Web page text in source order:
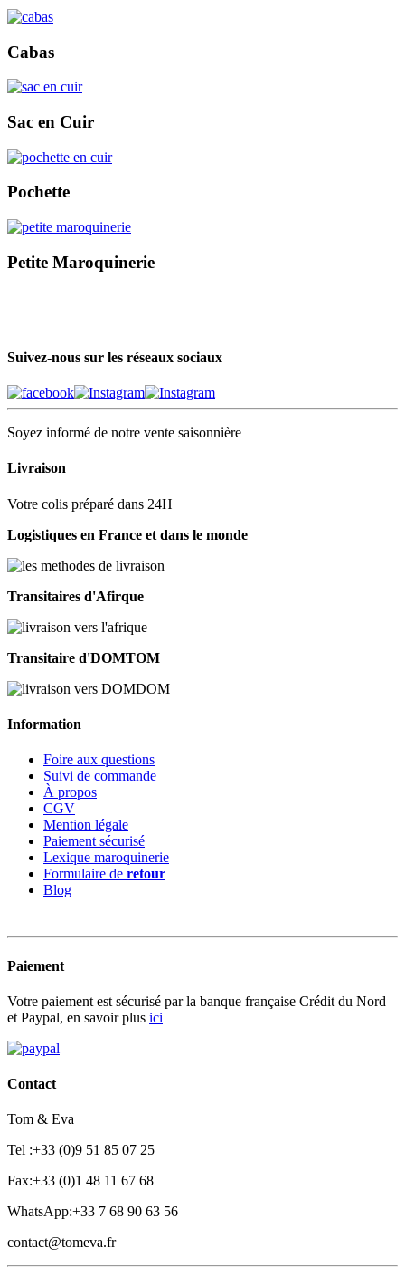
Cabas
Sac en Cuir
Pochette
Petite Maroquinerie
Suivez-nous sur les réseaux sociaux
Soyez informé de notre vente saisonnière
Livraison
Votre colis préparé dans 24H
Logistiques en France et dans le monde
Transitaires d'Afirque
Transitaire d'DOMTOM
Information
Foire aux questions
Suivi de commande
À propos
CGV
Mention légale
Paiement sécurisé
Lexique maroquinerie
Formulaire de retour
Blog
Paiement
Votre paiement est sécurisé par la banque française Crédit du Nord
et Paypal, en savoir plus ici
Contact
Tom & Eva
Tel :+33 (0)9 51 85 07 25
Fax:+33 (0)1 48 11 67 68
WhatsApp:+33 7 68 90 63 56
contact@tomeva.fr